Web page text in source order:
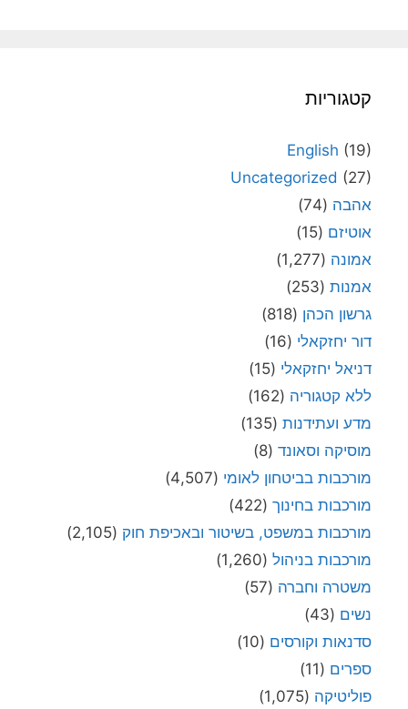
קטגוריות
English (19)
Uncategorized (27)
אהבה (74)
אוטיזם (15)
אמונה (1,277)
אמנות (253)
גרשון הכהן (818)
דור יחזקאלי (16)
דניאל יחזקאלי (15)
ללא קטגוריה (162)
מדע ועתידנות (135)
מוסיקה וסאונד (8)
מורכבות בביטחון לאומי (4,507)
מורכבות בחינוך (422)
מורכבות במשפט, בשיטור ובאכיפת חוק (2,105)
מורכבות בניהול (1,260)
משטרה וחברה (57)
נשים (43)
סדנאות וקורסים (10)
ספרים (11)
פוליטיקה (1,075)